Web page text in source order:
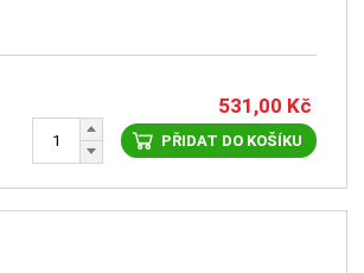
531,00 Kč
PŘIDAT DO KOŠÍKU